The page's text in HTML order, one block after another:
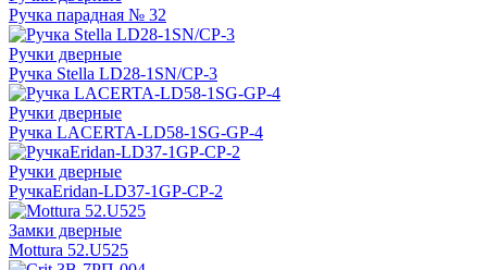
Ручка парадная № 32
Ручки дверные
Ручка Stella LD28-1SN/CP-3
Ручки дверные
Ручка LACERTA-LD58-1SG-GP-4
Ручки дверные
РучкаEridan-LD37-1GP-CP-2
Замки дверные
Mottura 52.U525